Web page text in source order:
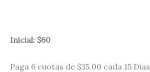
Inicial: $60
Paga 6 cuotas de $35.00 cada 15 Dias